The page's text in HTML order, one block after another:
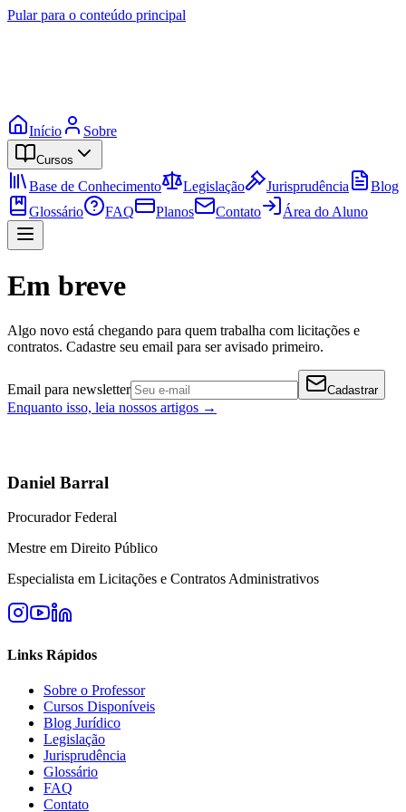
Pular para o conteúdo principal
Início Sobre
Cursos
Base de Conhecimento Legislação Jurisprudência
Blog
Glossário
FAQ Planos Contato Área do Aluno
Em breve
Algo novo está chegando para quem trabalha com licitações e
contratos. Cadastre seu email para ser avisado primeiro.
Email para newsletter Cadastrar
Enquanto isso, leia nossos artigos →
Daniel Barral
Procurador Federal
Mestre em Direito Público
Especialista em Licitações e Contratos Administrativos
Links Rápidos
Sobre o Professor
Cursos Disponíveis
Blog Jurídico
Legislação
Jurisprudência
Glossário
FAQ
Contato